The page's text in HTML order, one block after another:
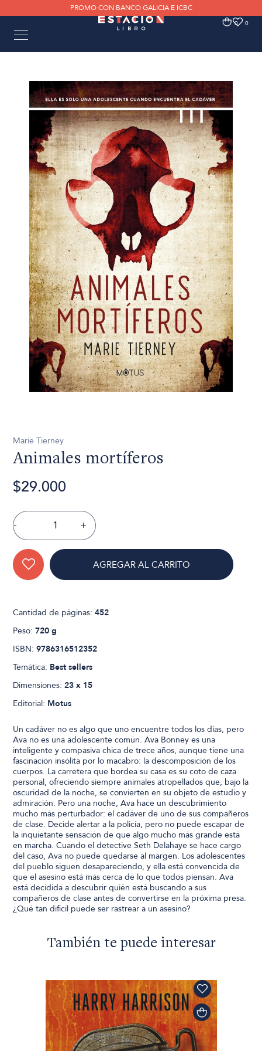
PROMO CON BANCO GALICIA E ICBC
0 0
Marie Tierney
Animales mortíferos
$29.000
- +
AGREGAR AL CARRITO
Cantidad de páginas:452
Peso:720 g
ISBN:9786316512352
Temática: Best sellers
Dimensiones:23 x 15
Editorial: Motus
Un cadáver no es algo que uno encuentre todos los días, pero
Ava no es una adolescente común. Ava Bonney es una
inteligente y compasiva chica de trece años, aunque tiene una
fascinación insólita por lo macabro: la descomposición de los
cuerpos. La carretera que bordea su casa es su coto de caza
personal, ofreciendo siempre animales atropellados que, bajo la
oscuridad de la noche, se convierten en su objeto de estudio y
admiración. Pero una noche, Ava hace un descubrimiento
mucho más perturbador: el cadáver de uno de sus compañeros
de clase. Decide alertar a la policía, pero no puede escapar de
la inquietante sensación de que algo mucho más grande está
en marcha. Cuando el detective Seth Delahaye se hace cargo
del caso, Ava no puede quedarse al margen. Los adolescentes
del pueblo siguen desapareciendo, y ella está convencida de
que el asesino está más cerca de lo que todos piensan. Ava
está decidida a descubrir quién está buscando a sus
compañeros de clase antes de convertirse en la próxima presa.
¿Qué tan difícil puede ser rastrear a un asesino?
También te puede interesar